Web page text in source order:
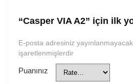
“Casper VIA A2” için ilk
E-posta adresiniz
işaretlenmişlerdir
Puanınız